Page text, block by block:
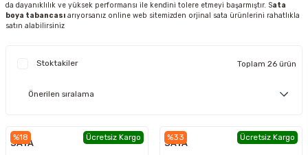
da dayanıklılık ve yüksek performansı ile kendini tolere etmeyi başarmıştır. Sata
boya tabancası arıyorsanız online web sitemizden orjinal sata ürünlerini rahatlıkla
satın alabilirsiniz
Stoktakiler Toplam 26 ürün
%18 Ücretsiz Kargo
SATA
%33 Ücretsiz Kargo
SATA